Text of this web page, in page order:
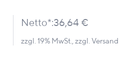
Netto*:36,64 €
zzgl. 19% MwSt., zzgl. Versand